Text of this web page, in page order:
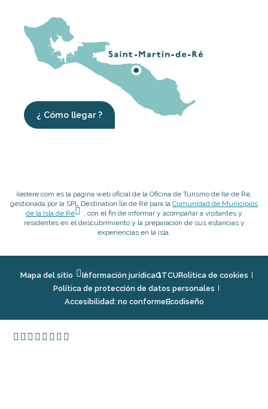
¿ Cómo llegar ?
iledere.com es la página web oficial de la Oficina de Turismo de Ile de Ré,
gestionada por la SPL Destination Île de Ré para la Comunidad de Municipios
de la Isla de Ré
, con el fin de informar y acompañar a visitantes y
residentes en el descubrimiento y la preparación de sus estancias y
experiencias en la isla.
Mapa del sitio Información jurídicaGTCUPolitica de cookies
Política de protección de datos personales
Accesibilidad: no conformeEcodiseño